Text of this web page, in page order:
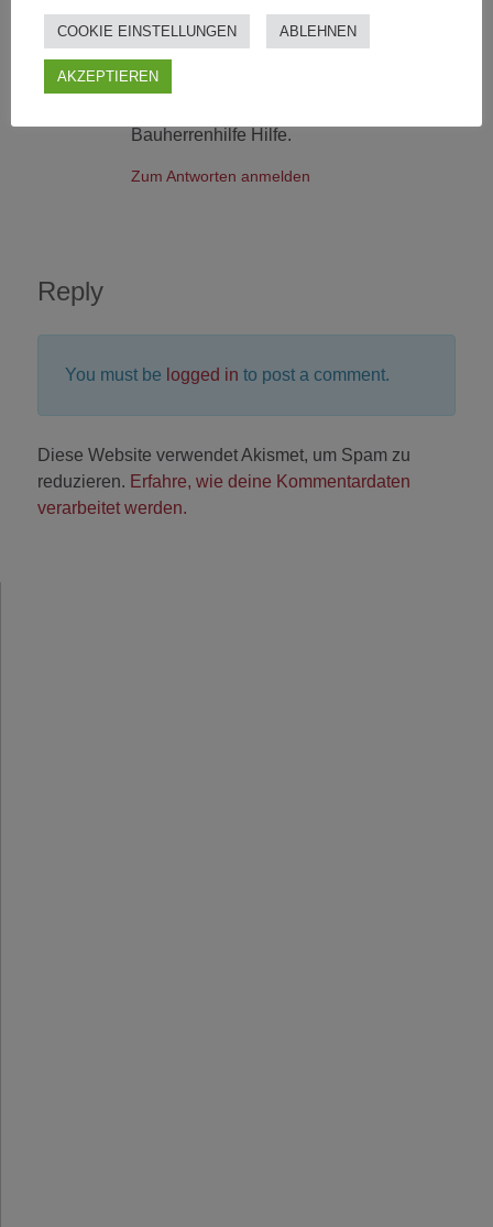
Soviel wie ein neues Dach.
Ich würde diese Rechnung gerne R.
zahlen lassen, kenn aber keinen
Bauherrenhilfe Hilfe.
Zum Antworten anmelden
Reply
You must be logged in to post a comment.
Diese Website verwendet Akismet, um Spam zu
reduzieren. Erfahre, wie deine Kommentardaten
verarbeitet werden.
COOKIE EINSTELLUNGEN ABLEHNEN
AKZEPTIEREN